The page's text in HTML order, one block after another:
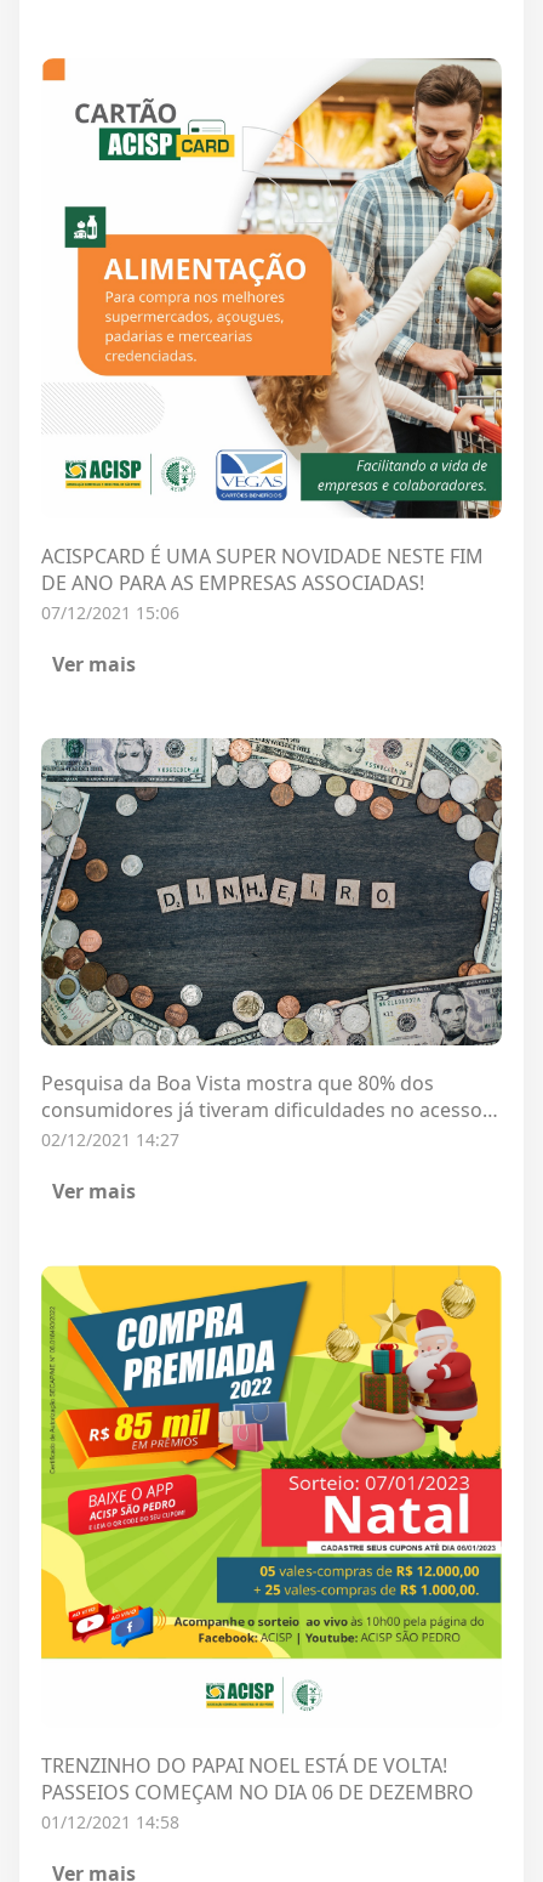
ACISPCARD É UMA SUPER NOVIDADE NESTE FIM
DE ANO PARA AS EMPRESAS ASSOCIADAS!
07/12/2021 15:06
Ver mais
Pesquisa da Boa Vista mostra que 80% dos
consumidores já tiveram dificuldades no acesso
ao crédito
02/12/2021 14:27
Ver mais
TRENZINHO DO PAPAI NOEL ESTÁ DE VOLTA!
PASSEIOS COMEÇAM NO DIA 06 DE DEZEMBRO
01/12/2021 14:58
Ver mais